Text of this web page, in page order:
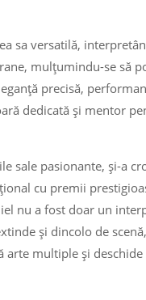
sa versatilă,
mulțumindu-se să
precisă,
dedicată și mentor
sale pasionante, și-a
cu premii
nu a fost doar un
și dincolo de
arte multiple și deschide